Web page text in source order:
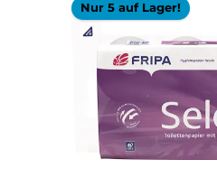
Nur 5 auf Lager!